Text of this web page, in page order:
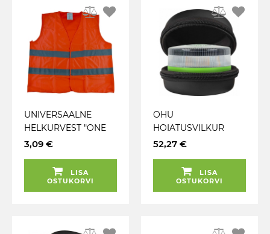
UNIVERSAALNE
HELKURVEST "ONE
SIZE FITS ALL" M-L-
3,09 €
LISA
OSTUKORVI
OHU
HOIATUSVILKUR
KOOS
(V16. NÕUTAV
HISPAANIAS) EVA-
PAKIS JBM
52,27 €
LISA
OSTUKORVI